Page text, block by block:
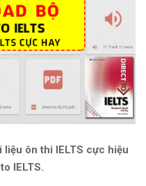
liệu ôn thi IELTS cực hiệu
IELTS.